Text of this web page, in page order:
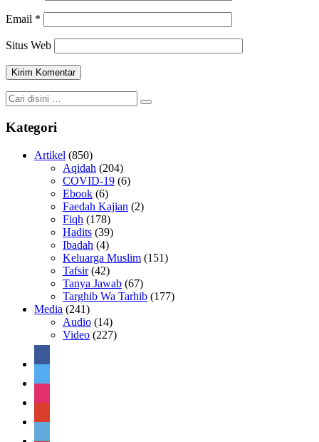
Email *
Situs Web
Kategori
Artikel (850)
Aqidah (204)
COVID-19 (6)
Ebook (6)
Faedah Kajian (2)
Fiqh (178)
Hadits (39)
Ibadah (4)
Keluarga Muslim (151)
Tafsir(42)
Tanya Jawab (67)
Targhib Wa Tarhib (177)
Media (241)
Audio (14)
Video (227)